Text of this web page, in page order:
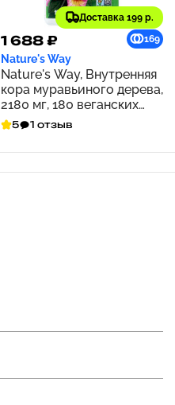
Доставка 199 р.
1 688 ₽ 169
Nature's Way
Nature's Way, Внутренняя
кора муравьиного дерева,
2180 мг, 180 веганских
капсул (545 мг на капсулу)
5 1 отзыв